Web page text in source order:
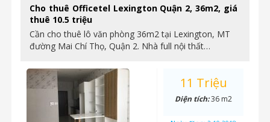
Cho thuê Officetel Lexington Quận 2, 36m2, giá
thuê 10.5 triệu
Cần cho thuê lô văn phòng 36m2 tại Lexington, MT
đường Mai Chí Thọ, Quận 2. Nhà full nội thất…
11 Triệu
Diện tích:36 m2